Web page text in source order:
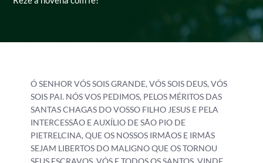
Ó SENHOR VÓS SOIS GRANDE, VÓS SOIS DEUS, VÓS
SOIS PAI. NÓS VOS PEDIMOS, PELOS MÉRITOS DAS
SANTAS CHAGAS DO VOSSO FILHO JESUS E PELA
INTERCESSÃO E AUXÍLIO DE SÃO PIO DE
PIETRELCINA, QUE OS NOSSOS IRMÃOS E IRMÃS
SEJAM LIBERTOS DO MALIGNO QUE OS TORNOU
SEUS ESCRAVOS. VÓS E TODOS OS SANTOS, VINDE